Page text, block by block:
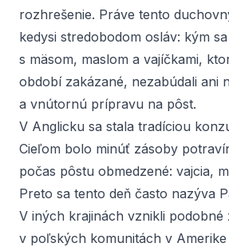
rozhrešenie. Práve tento
kedysi stredobodom osláv: kým
s mäsom, maslom a vajíčkami,
období zakázané, nezabúdali ani
a vnútornú prípravu na pôst.
V Anglicku sa stala tradíciou
Cieľom bolo minúť zásoby
počas pôstu obmedzené: vajcia,
Preto sa tento deň často nazýva
V iných krajinách vznikli podobné
v poľských komunitách v Amerike